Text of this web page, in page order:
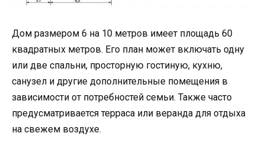
Дом размером 6 на 10 метров имеет площадь 60
квадратных метров. Его план может включать одну
или две спальни, просторную гостиную, кухню,
санузел и другие дополнительные помещения в
зависимости от потребностей семьи. Также часто
предусматривается терраса или веранда для отдыха
на свежем воздухе.